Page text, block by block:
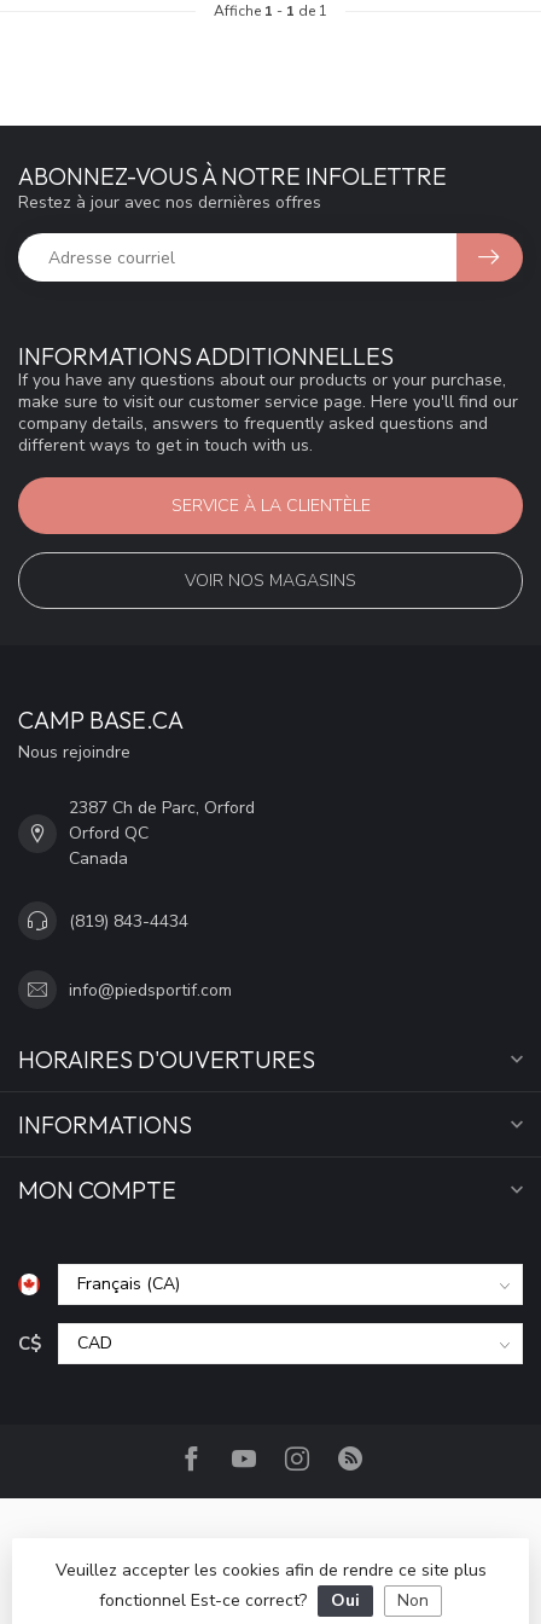
Affiche 1 - 1 de 1
INFORMATIONS ADDITIONNELLES
If you have any questions about our products or your purchase,
make sure to visit our customer service page. Here you'll find our
company details, answers to frequently asked questions and
different ways to get in touch with us.
SERVICE À LA CLIENTÈLE
VOIR NOS MAGASINS
ABONNEZ-VOUS À NOTRE INFOLETTRE
Restez à jour avec nos dernières offres
CAMP BASE.CA
Nous rejoindre
2387 Ch de Parc, Orford
Orford QC
Canada
(819) 843-4434
info@piedsportif.com
HORAIRES D'OUVERTURES
INFORMATIONS
MON COMPTE
C$
© Copyright 2026 Camp Base.ca- Powered by Lightspeed
Veuillez accepter les cookies afin de rendre ce site plus
fonctionnel Est-ce correct?
Oui Non